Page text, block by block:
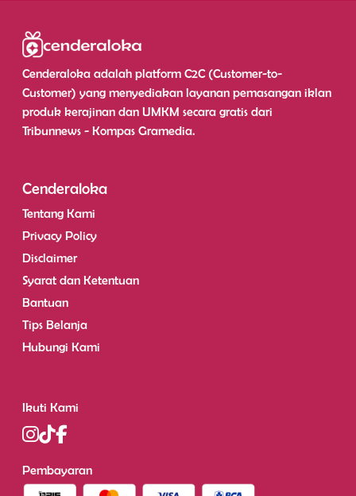
Cenderaloka adalah platform C2C (Customer-to-
Customer) yang menyediakan layanan pemasangan iklan
produk kerajinan dan UMKM secara gratis dari
Tribunnews - Kompas Gramedia.
Cenderaloka
Tentang Kami
Privacy Policy
Disclaimer
Syarat dan Ketentuan
Bantuan
Tips Belanja
Hubungi Kami
Ikuti Kami
Pembayaran